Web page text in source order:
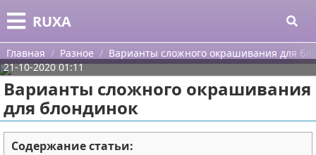
RUXA
Меню
Главная
Категории
Уход за кожей
Одежда
Поиск
О проекте
Главная Разное
Варианты сложного окрашивания для
21-10-2020 01:11
Варианты сложного окрашивания
для блондинок
Содержание статьи: